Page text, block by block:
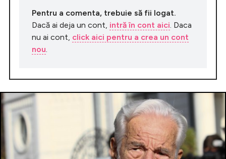
Pentru a comenta, trebuie să fii logat.
Dacă ai deja un cont, intră în cont aici. Daca
nu ai cont, click aici pentru a crea un cont
nou.